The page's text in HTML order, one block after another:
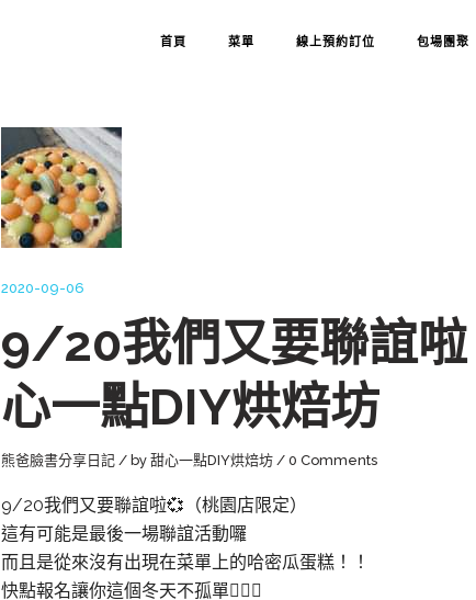
首頁 菜單 線上預約訂位 包場團聚
2020-09-06
9/20我們又要聯誼啦
心一點DIY烘焙坊
熊爸臉書分享日記 by 甜心一點DIY烘焙坊 0 Comments
9/20我們又要聯誼啦💞（桃園店限定）
這有可能是最後一場聯誼活動囉
而且是從來沒有出現在菜單上的哈密瓜蛋糕！！
快點報名讓你這個冬天不孤單👩‍❤️‍👨